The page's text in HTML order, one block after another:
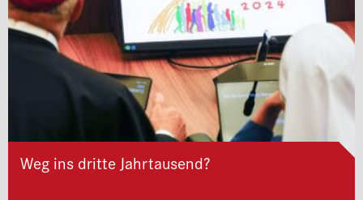
Weg ins dritte Jahrtausend?